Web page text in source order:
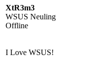
XtR3m3
WSUS Neuling
Offline
I Love WSUS!